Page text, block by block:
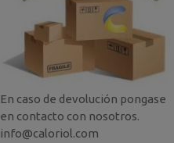
En caso de devolución pongase
en contacto con nosotros.
info@caloriol.com